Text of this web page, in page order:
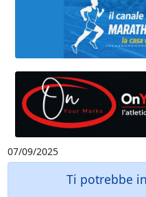
07/09/2025
Ti potrebbe